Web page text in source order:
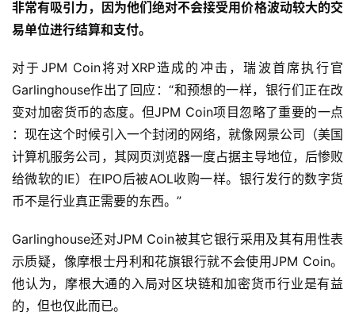
非常有吸引力，因为他们绝对不会接受用价格波动较大的交
易单位进行结算和支付。
对于JPM Coin将对XRP造成的冲击，瑞波首席执行官
Garlinghouse作出了回应：“和预想的一样，银行们正在改
变对加密货币的态度。但JPM Coin项目忽略了重要的一点
：现在这个时候引入一个封闭的网络，就像网景公司（美国
计算机服务公司，其网页浏览器一度占据主导地位，后惨败
给微软的IE）在IPO后被AOL收购一样。银行发行的数字货
币不是行业真正需要的东西。”
Garlinghouse还对JPM Coin被其它银行采用及其有用性表
示质疑，像摩根士丹利和花旗银行就不会使用JPM Coin。
他认为，摩根大通的入局对区块链和加密货币行业是有益
的，但也仅此而已。